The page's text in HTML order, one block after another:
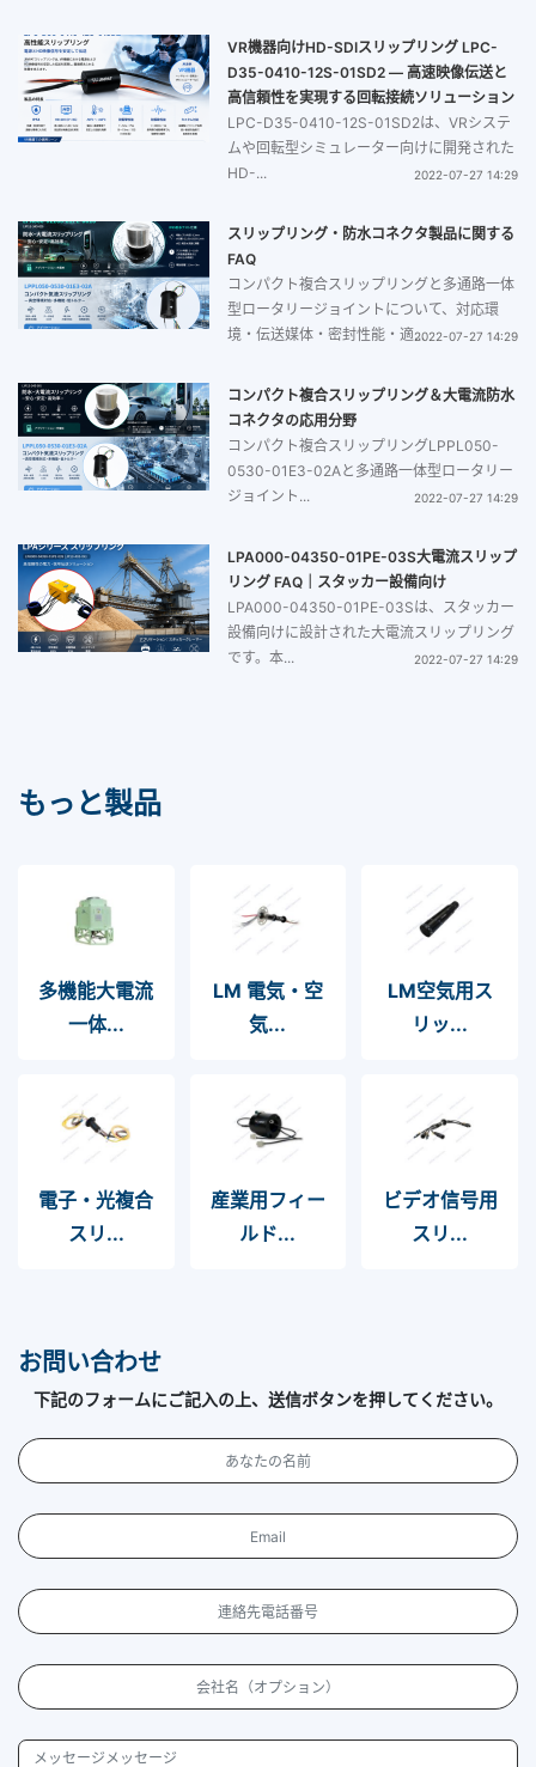
VR機器向けHD-SDIスリップリング LPC-
D35-0410-12S-01SD2 ― 高速映像伝送と
高信頼性を実現する回転接続ソリューション
LPC-D35-0410-12S-01SD2は、VRシステ
ムや回転型シミュレーター向けに開発された
HD-...
2022-07-27 14:29
スリップリング・防水コネクタ製品に関する
FAQ
コンパクト複合スリップリングと多通路一体
型ロータリージョイントについて、対応環
境・伝送媒体・密封性能・適...2022-07-27 14:29
コンパクト複合スリップリング＆大電流防水
コネクタの応用分野
コンパクト複合スリップリングLPPL050-
0530-01E3-02Aと多通路一体型ロータリー
ジョイント...
2022-07-27 14:29
LPA000-04350-01PE-03S大電流スリップ
リング FAQ｜スタッカー設備向け
LPA000-04350-01PE-03Sは、スタッカー
設備向けに設計された大電流スリップリング
です。本...
2022-07-27 14:29
もっと製品
多機能大電流
一体...
LM 電気・空
気...
LM空気用ス
リッ...
電⼦・光複合
スリ...
産業用フィー
ルド...
ビデオ信号用
スリ...
お問い合わせ
下記のフォームにご記入の上、送信ボタンを押してください。